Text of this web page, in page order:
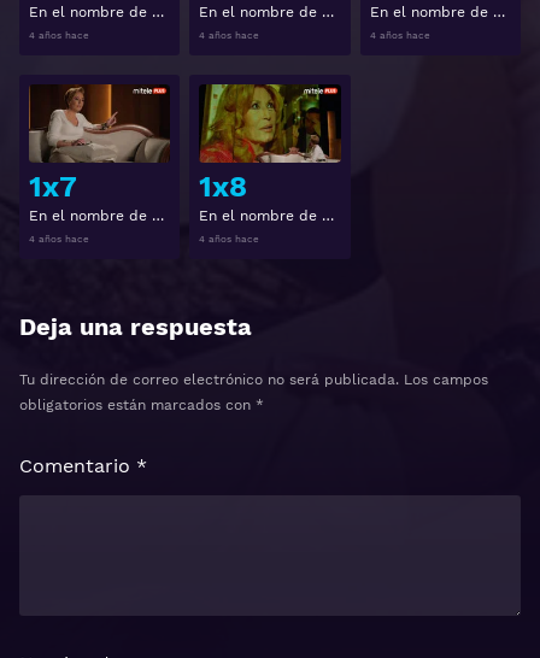
En el nombre de Rocío 1x4
4 años hace
En el nombre de Rocío 1x5
4 años hace
En el nombre de Rocío 1x6
4 años hace
1x7
En el nombre de Rocío 1x7
4 años hace
Ver
1x8
En el nombre de Rocío 1x8
4 años hace
Deja una respuesta
Tu dirección de correo electrónico no será publicada. Los campos
obligatorios están marcados con *
Comentario *